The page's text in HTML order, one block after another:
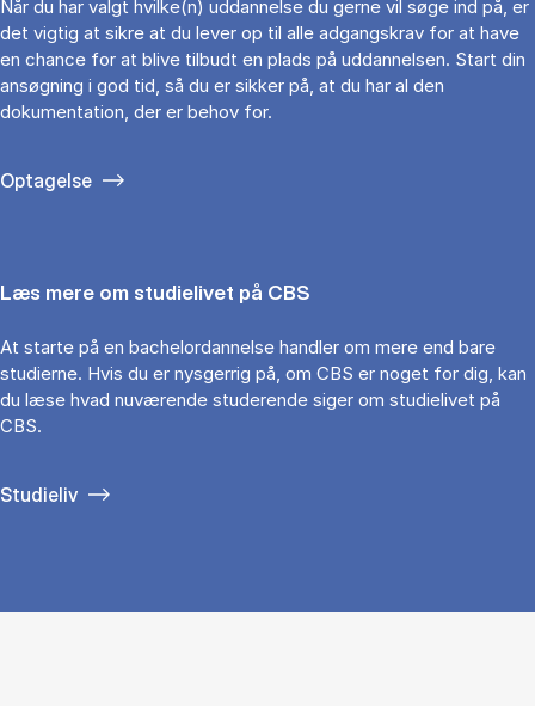
Når du har valgt hvilke(n) uddannelse du gerne vil søge ind på, er
det vigtig at sikre at du lever op til alle adgangskrav for at have
en chance for at blive tilbudt en plads på uddannelsen. Start din
ansøgning i god tid, så du er sikker på, at du har al den
dokumentation, der er behov for.
Optagelse
Læs mere om studielivet på CBS
At starte på en bachelordannelse handler om mere end bare
studierne. Hvis du er nysgerrig på, om CBS er noget for dig, kan
du læse hvad nuværende studerende siger om studielivet på
CBS.
Studieliv